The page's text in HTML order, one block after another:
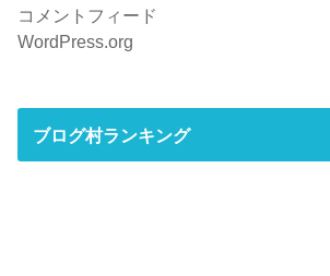
コメントフィード
WordPress.org
ブログ村ランキング